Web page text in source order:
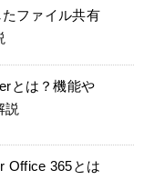
ファイル共有
とは？機能や
説
Office 365とは